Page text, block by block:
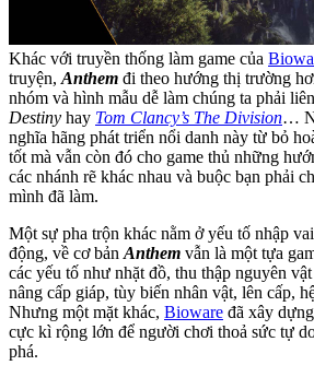
Khác với truyền thống làm game của
truyện, Anthem đi theo hướng thị trường
nhóm và hình mẫu dễ làm chúng ta phải
Destiny hay Tom Clancy’s The Division…
nghĩa hãng phát triển nổi danh này từ bỏ
tốt mà vẫn còn đó cho game thủ những
các nhánh rẽ khác nhau và buộc bạn phải
mình đã làm.
Một sự pha trộn khác nằm ở yếu tố nhập
động, về cơ bản Anthem vẫn là một tựa
các yếu tố như nhặt đồ, thu thập nguyên
nâng cấp giáp, tùy biến nhân vật, lên cấp,
Nhưng một mặt khác, Bioware đã xây
cực kì rộng lớn để người chơi thoả sức tự
phá.